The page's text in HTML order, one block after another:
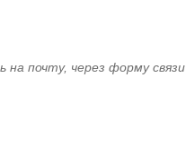
почту, через форму связи